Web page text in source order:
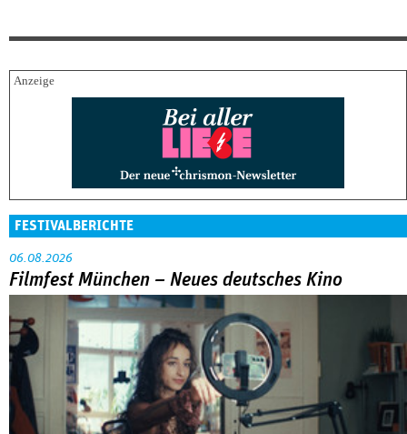
FESTIVALBERICHTE
06.08.2026
Filmfest München – Neues deutsches Kino